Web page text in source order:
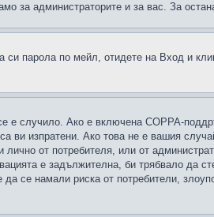
за администраторите и за вас. За
си парола по мейл, отидете на Вход и
е случило. Ако е включена COPPA-
ви изпратени. Ако това не е вашия
от потребителя, или от
е задължителна, би трябвало да
се намали риска от потребители,